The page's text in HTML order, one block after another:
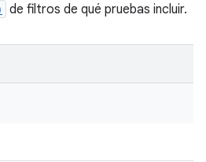
de filtros de qué pruebas incluir.